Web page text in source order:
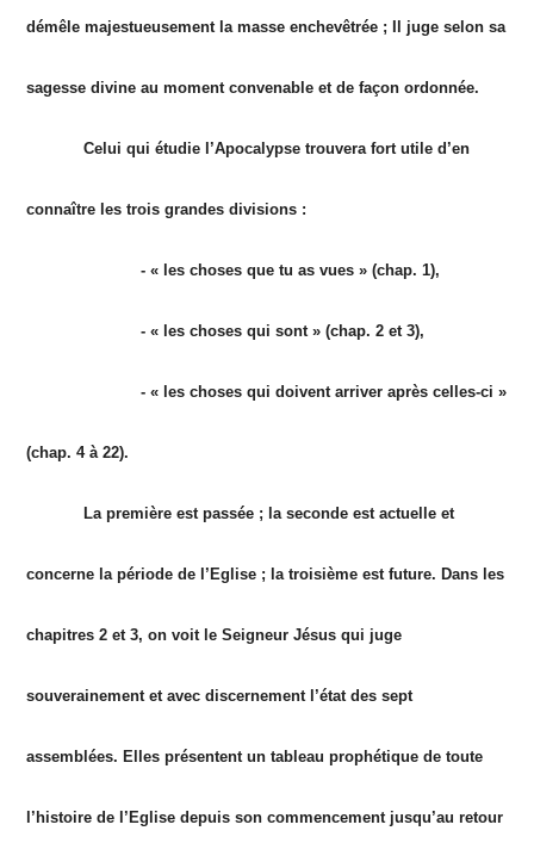
démêle majestueusement la masse enchevêtrée ; Il juge selon sa
sagesse divine au moment convenable et de façon ordonnée.
Celui qui étudie l’Apocalypse trouvera fort utile d’en
connaître les trois grandes divisions :
- « les choses que tu as vues » (chap. 1),
- « les choses qui sont » (chap. 2 et 3),
- « les choses qui doivent arriver après celles-ci »
(chap. 4 à 22).
La première est passée ; la seconde est actuelle et
concerne la période de l’Eglise ; la troisième est future. Dans les
chapitres 2 et 3, on voit le Seigneur Jésus qui juge
souverainement et avec discernement l’état des sept
assemblées. Elles présentent un tableau prophétique de toute
l’histoire de l’Eglise depuis son commencement jusqu’au retour